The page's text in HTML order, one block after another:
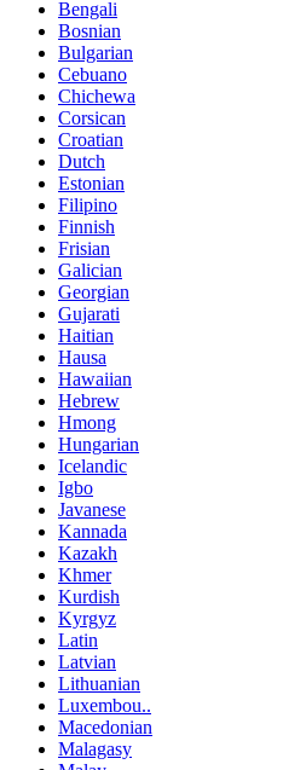
Bengali
Bosnian
Bulgarian
Cebuano
Chichewa
Corsican
Croatian
Dutch
Estonian
Filipino
Finnish
Frisian
Galician
Georgian
Gujarati
Haitian
Hausa
Hawaiian
Hebrew
Hmong
Hungarian
Icelandic
Igbo
Javanese
Kannada
Kazakh
Khmer
Kurdish
Kyrgyz
Latin
Latvian
Lithuanian
Luxembou..
Macedonian
Malagasy